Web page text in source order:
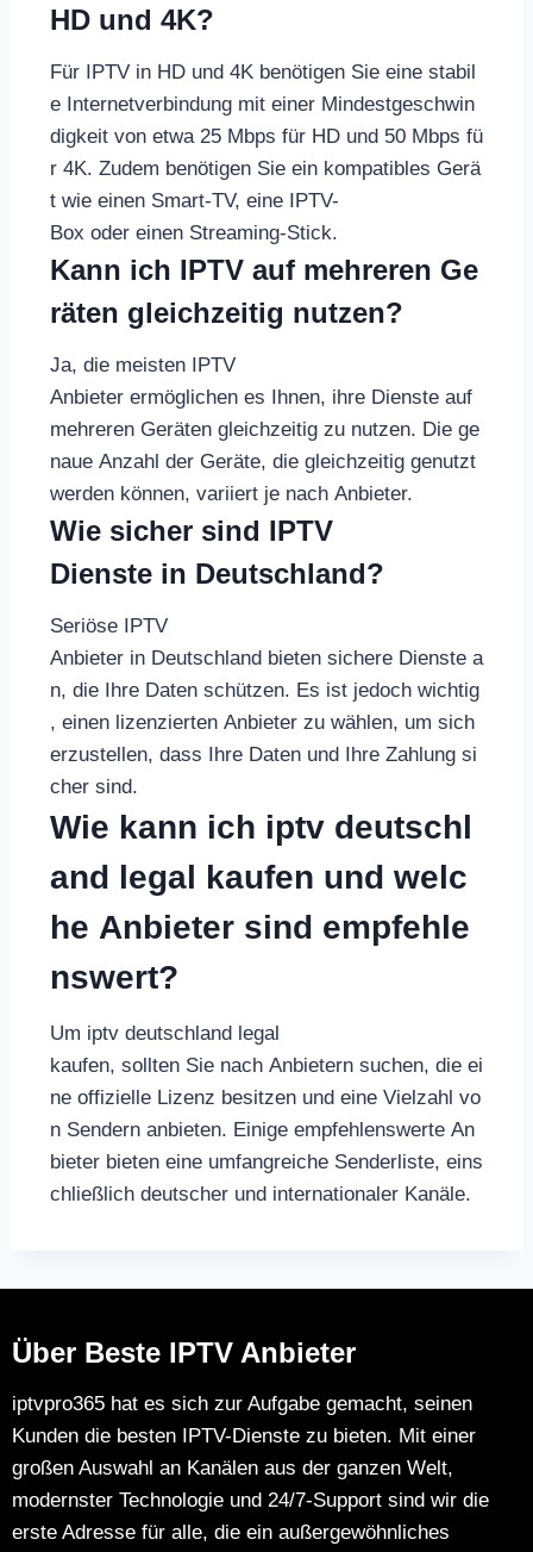
HD und 4K?
Für IPTV in HD und 4K benötigen Sie eine stabil
e Internetverbindung mit einer Mindestgeschwin
digkeit von etwa 25 Mbps für HD und 50 Mbps fü
r 4K. Zudem benötigen Sie ein kompatibles Gerä
t wie einen Smart-TV, eine IPTV-
Box oder einen Streaming-Stick.
Kann ich IPTV auf mehreren Ge
räten gleichzeitig nutzen?
Ja, die meisten IPTV
Anbieter ermöglichen es Ihnen, ihre Dienste auf
mehreren Geräten gleichzeitig zu nutzen. Die ge
naue Anzahl der Geräte, die gleichzeitig genutzt
werden können, variiert je nach Anbieter.
Wie sicher sind IPTV
Dienste in Deutschland?
Seriöse IPTV
Anbieter in Deutschland bieten sichere Dienste a
n, die Ihre Daten schützen. Es ist jedoch wichtig
, einen lizenzierten Anbieter zu wählen, um sich
erzustellen, dass Ihre Daten und Ihre Zahlung si
cher sind.
Wie kann ich iptv deutschl
and legal kaufen und welc
he Anbieter sind empfehle
nswert?
Um iptv deutschland legal
kaufen, sollten Sie nach Anbietern suchen, die ei
ne offizielle Lizenz besitzen und eine Vielzahl vo
n Sendern anbieten. Einige empfehlenswerte An
bieter bieten eine umfangreiche Senderliste, eins
chließlich deutscher und internationaler Kanäle.
Über Beste IPTV Anbieter
iptvpro365 hat es sich zur Aufgabe gemacht, seinen
Kunden die besten IPTV-Dienste zu bieten. Mit einer
großen Auswahl an Kanälen aus der ganzen Welt,
modernster Technologie und 24/7-Support sind wir die
erste Adresse für alle, die ein außergewöhnliches